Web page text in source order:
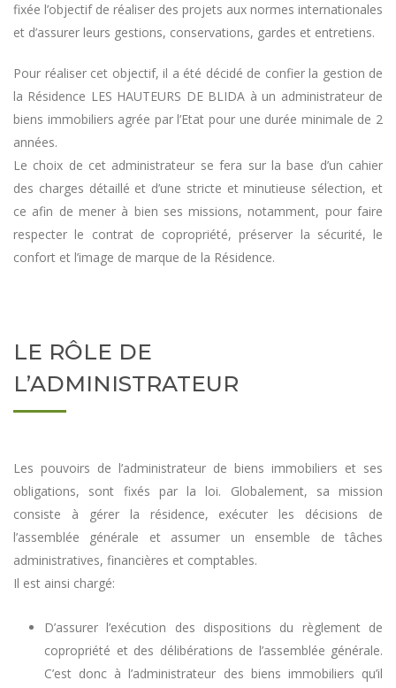
fixée l’objectif de réaliser des projets aux normes internationales
et d’assurer leurs gestions, conservations, gardes et entretiens.
Pour réaliser cet objectif, il a été décidé de confier la gestion de
la Résidence LES HAUTEURS DE BLIDA à un administrateur de
biens immobiliers agrée par l’Etat pour une durée minimale de 2
années.
Le choix de cet administrateur se fera sur la base d’un cahier
des charges détaillé et d’une stricte et minutieuse sélection, et
ce afin de mener à bien ses missions, notamment, pour faire
respecter le contrat de copropriété, préserver la sécurité, le
confort et l’image de marque de la Résidence.
LE RÔLE DE
L’ADMINISTRATEUR
Les pouvoirs de l’administrateur de biens immobiliers et ses
obligations, sont fixés par la loi. Globalement, sa mission
consiste à gérer la résidence, exécuter les décisions de
l’assemblée générale et assumer un ensemble de tâches
administratives, financières et comptables.
Il est ainsi chargé:
D’assurer l’exécution des dispositions du règlement de
copropriété et des délibérations de l’assemblée générale.
C’est donc à l’administrateur des biens immobiliers qu’il